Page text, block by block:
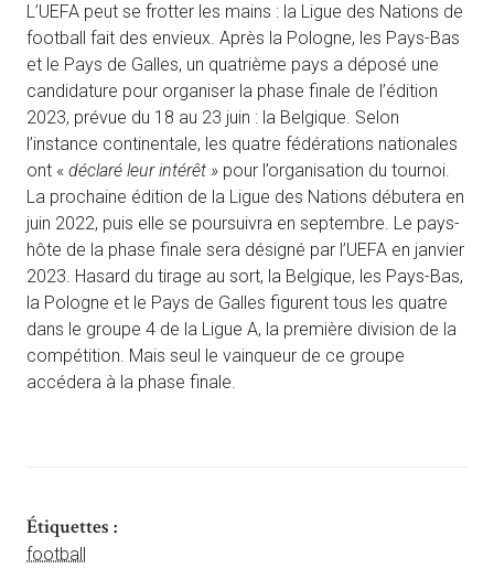
L’UEFA peut se frotter les mains : la Ligue des Nations de
football fait des envieux. Après la Pologne, les Pays-Bas
et le Pays de Galles, un quatrième pays a déposé une
candidature pour organiser la phase finale de l’édition
2023, prévue du 18 au 23 juin : la Belgique. Selon
l’instance continentale, les quatre fédérations nationales
ont « déclaré leur intérêt » pour l’organisation du tournoi.
La prochaine édition de la Ligue des Nations débutera en
juin 2022, puis elle se poursuivra en septembre. Le pays-
hôte de la phase finale sera désigné par l’UEFA en janvier
2023. Hasard du tirage au sort, la Belgique, les Pays-Bas,
la Pologne et le Pays de Galles figurent tous les quatre
dans le groupe 4 de la Ligue A, la première division de la
compétition. Mais seul le vainqueur de ce groupe
accédera à la phase finale.
Étiquettes :
football